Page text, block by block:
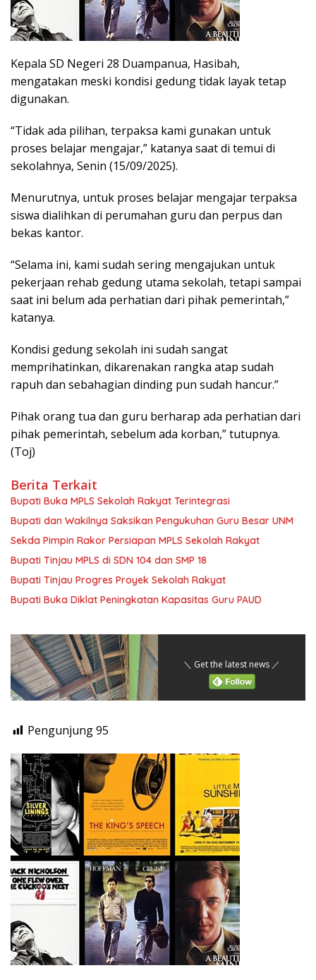
Kepala SD Negeri 28 Duampanua, Hasibah,
mengatakan meski kondisi gedung tidak layak tetap
digunakan.
“Tidak ada pilihan, terpaksa kami gunakan untuk
proses belajar mengajar,” katanya saat di temui di
sekolahnya, Senin (15/09/2025).
Menurutnya, untuk proses belajar mengajar terpaksa
siswa dialihkan di perumahan guru dan perpus dan
bekas kantor.
“Selama ini, kami sudah sering mengajukan untuk
pekerjaan rehab gedung utama sekolah, tetapi sampai
saat ini belum ada perhatian dari pihak pemerintah,”
katanya.
Kondisi gedung sekolah ini sudah sangat
memprihatinkan, dikarenakan rangka atap sudah
rapuh dan sebahagian dinding pun sudah hancur.”
Pihak orang tua dan guru berharap ada perhatian dari
pihak pemerintah, sebelum ada korban,” tutupnya.
(Toj)
Berita Terkait
Bupati Buka MPLS Sekolah Rakyat Terintegrasi
Bupati dan Wakilnya Saksikan Pengukuhan Guru Besar UNM
Sekda Pimpin Rakor Persiapan MPLS Sekolah Rakyat
Bupati Tinjau MPLS di SDN 104 dan SMP 18
Bupati Tinjau Progres Proyek Sekolah Rakyat
Bupati Buka Diklat Peningkatan Kapasitas Guru PAUD
＼ Get the latest news ／
Pengunjung95